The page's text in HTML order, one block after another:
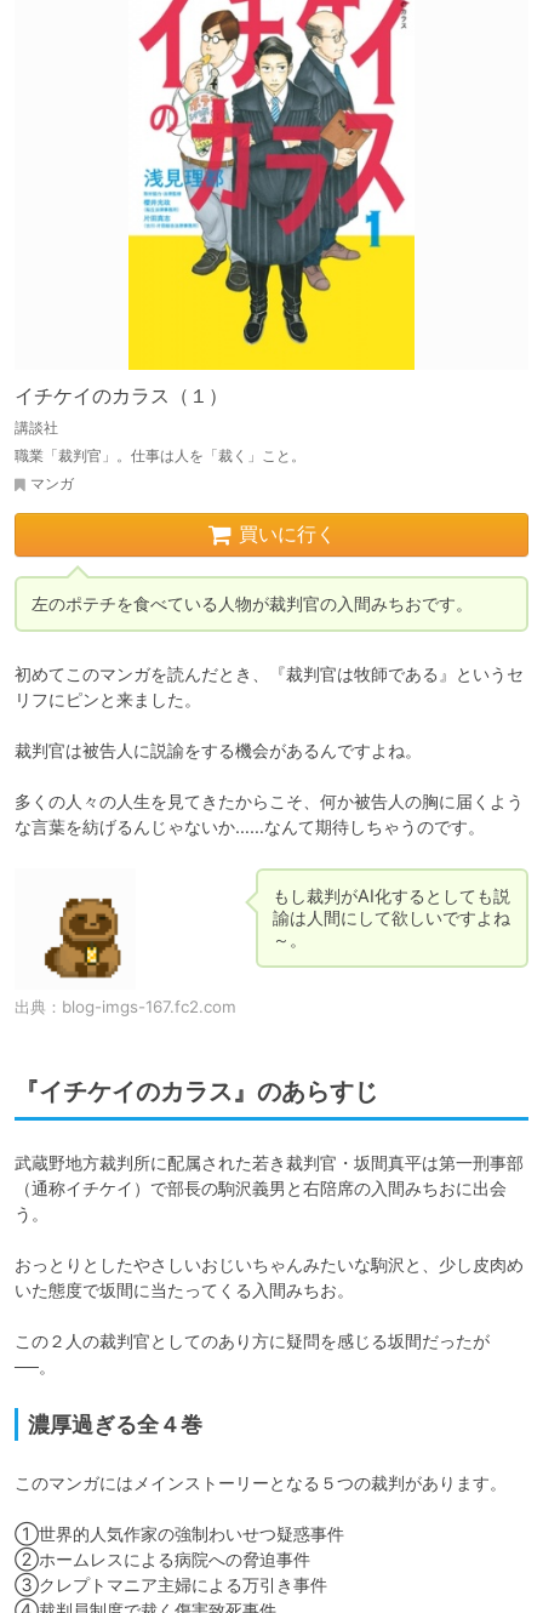
イチケイのカラス（１）
講談社
職業「裁判官」。仕事は人を「裁く」こと。
マンガ
買いに行く
左のポテチを食べている人物が裁判官の入間みちおです。
初めてこのマンガを読んだとき、『裁判官は牧師である』というセ
リフにピンと来ました。
裁判官は被告人に説諭をする機会があるんですよね。
多くの人々の人生を見てきたからこそ、何か被告人の胸に届くよう
な言葉を紡げるんじゃないか……なんて期待しちゃうのです。
出典： blog-imgs-167.fc2.com
もし裁判がAI化するとしても説
諭は人間にして欲しいですよね
～。
『イチケイのカラス』のあらすじ
武蔵野地方裁判所に配属された若き裁判官・坂間真平は第一刑事部
（通称イチケイ）で部長の駒沢義男と右陪席の入間みちおに出会
う。
おっとりとしたやさしいおじいちゃんみたいな駒沢と、少し皮肉め
いた態度で坂間に当たってくる入間みちお。
この２人の裁判官としてのあり方に疑問を感じる坂間だったが
──。
濃厚過ぎる全４巻
このマンガにはメインストーリーとなる５つの裁判があります。
①世界的人気作家の強制わいせつ疑惑事件
②ホームレスによる病院への脅迫事件
③クレプトマニア主婦による万引き事件